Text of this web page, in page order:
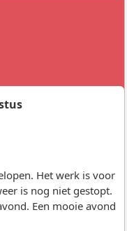
Het werk is voor
is nog niet gestopt.
Een mooie avond